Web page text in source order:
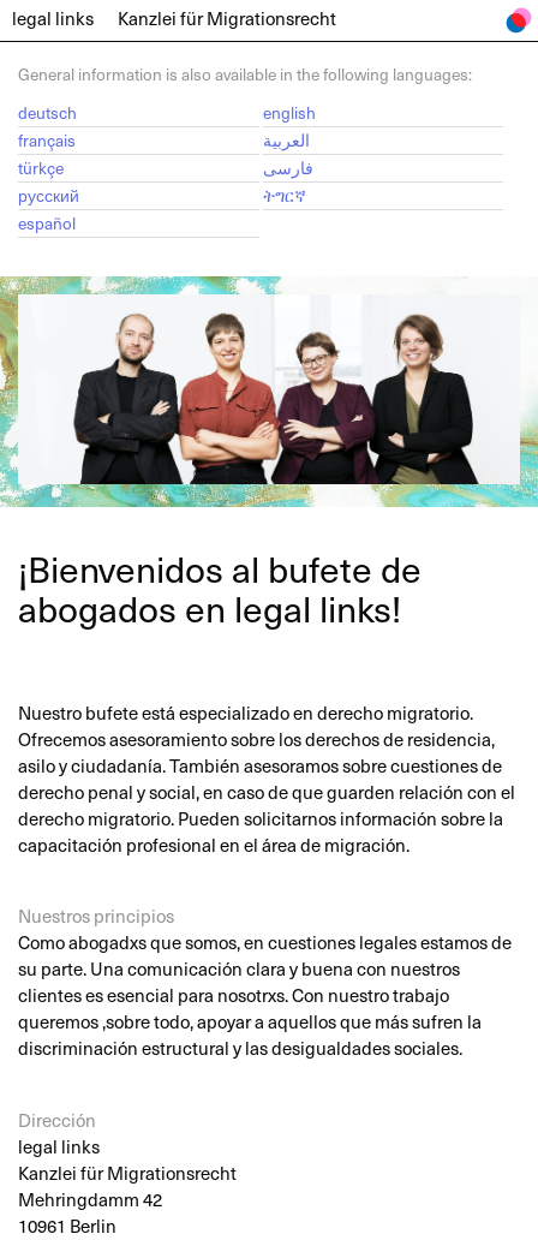
legal links Kanzlei fürMigrationsrecht
¡Bienvenidos al bufete de
abogados en legal links!
Nuestro bufete está especializado en derecho migratorio.
Ofrecemos asesoramiento sobre los derechos de residencia,
asilo y ciudadanía. También asesoramos sobre cuestiones de
derecho penal y social, en caso de que guarden relación con el
derecho migratorio. Pueden solicitarnos información sobre la
capacitación profesional en el área de migración.
Nuestros principios
Como abogadxs que somos, en cuestiones legales estamos de
su parte. Una comunicación clara y buena con nuestros
clientes es esencial para nosotrxs. Con nuestro trabajo
queremos ,sobre todo, apoyar a aquellos que más sufren la
discriminación estructural y las desigualdades sociales.
Dirección
legal links
Kanzlei für Migrationsrecht
Mehringdamm 42
10961 Berlin
General information is also available in the following languages:
deutsch
english
français
العربية
türkçe
فارسی
русский
ትግርኛ
español